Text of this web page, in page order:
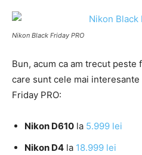
Nikon Black Friday PRO
Bun, acum ca am trecut peste
care sunt cele mai
Friday PRO:
Nikon D610 la 5.999 lei
Nikon D4 la 18.999 lei